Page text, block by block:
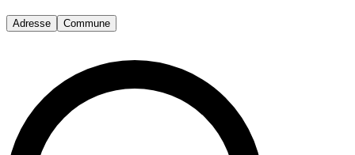
Adresse Commune